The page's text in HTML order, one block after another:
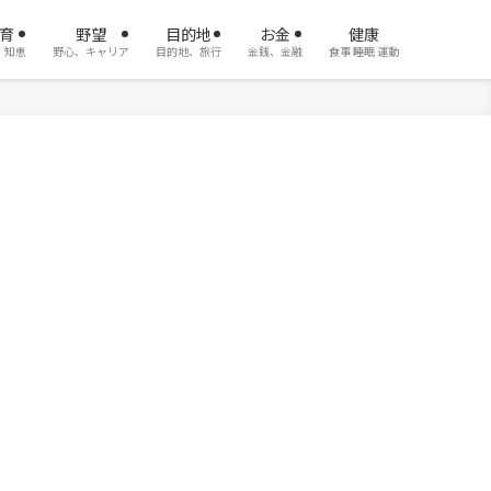
知恵
野望
野心、キャリア
目的地
目的地、旅行
お金
金銭、金融
健康
食事 睡眠 運動